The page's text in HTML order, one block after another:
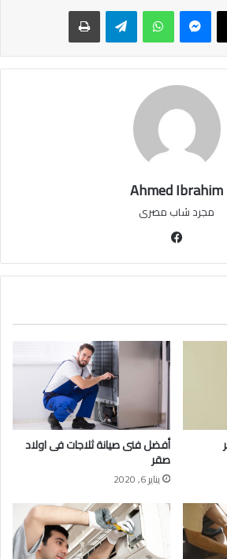
ماسنجر واتساب تيلقرام طباعة
Ahmed Ibrahim
مجرد شاب مصرى
أفضل فنى صيانة ثلاجات فى اولاد
صقر
يناير 6, 2020